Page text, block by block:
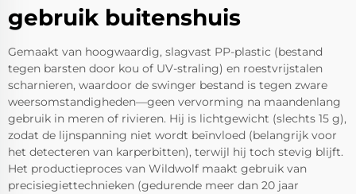
gebruik buitenshuis
Gemaakt van hoogwaardig, slagvast PP-plastic (bestand
tegen barsten door kou of UV-straling) en roestvrijstalen
scharnieren, waardoor de swinger bestand is tegen zware
weersomstandigheden—geen vervorming na maandenlang
gebruik in meren of rivieren. Hij is lichtgewicht (slechts 15 g),
zodat de lijnspanning niet wordt beïnvloed (belangrijk voor
het detecteren van karperbitten), terwijl hij toch stevig blijft.
Het productieproces van Wildwolf maakt gebruik van
precisiegiettechnieken (gedurende meer dan 20 jaar